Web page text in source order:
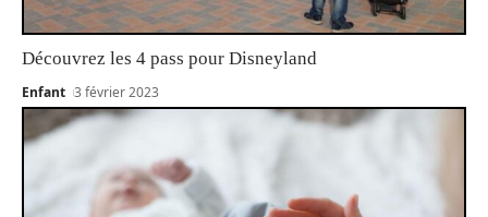
Découvrez les 4 pass pour Disneyland
Enfant 3 février 2023